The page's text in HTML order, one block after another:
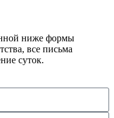
ниже формы
все письма
суток.